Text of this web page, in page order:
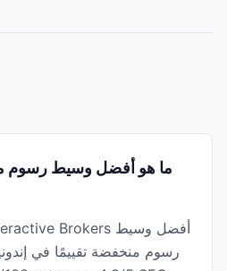
ما هو أفضل وسيط رسوم